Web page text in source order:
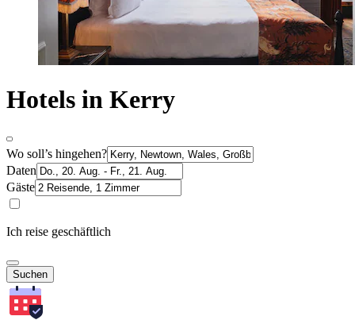
Hotels in Kerry
Wo soll’s hingehen?
Daten
Gäste
Ich reise geschäftlich
Suchen